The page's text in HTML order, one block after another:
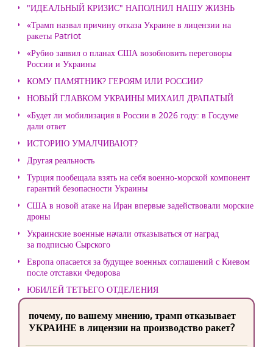
"ИДЕАЛЬНЫЙ КРИЗИС" НАПОЛНИЛ НАШУ ЖИЗНЬ
«Трамп назвал причину отказа Украине в лицензии на
ракеты Patriot
«Рубио заявил о планах США возобновить переговоры
России и Украины
КОМУ ПАМЯТНИК? ГЕРОЯМ ИЛИ РОССИИ?
НОВЫЙ ГЛАВКОМ УКРАИНЫ МИХАИЛ ДРАПАТЫЙ
«Будет ли мобилизация в России в 2026 году: в Госдуме
дали ответ
ИСТОРИЮ УМАЛЧИВАЮТ?
Другая реальность
Турция пообещала взять на себя военно-морской компонент
гарантий безопасности Украины
США в новой атаке на Иран впервые задействовали морские
дроны
Украинские военные начали отказываться от наград
за подписью Сырского
Европа опасается за будущее военных соглашений с Киевом
после отставки Федорова
ЮБИЛЕЙ ТЕТЬЕГО ОТДЕЛЕНИЯ
почему, по вашему мнению, трамп отказывает
УКРАИНЕ в лицензии на производство ракет?